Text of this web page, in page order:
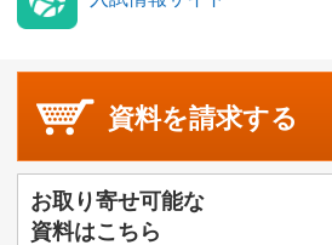
資料を請求する
お取り寄せ可能な
資料はこちら